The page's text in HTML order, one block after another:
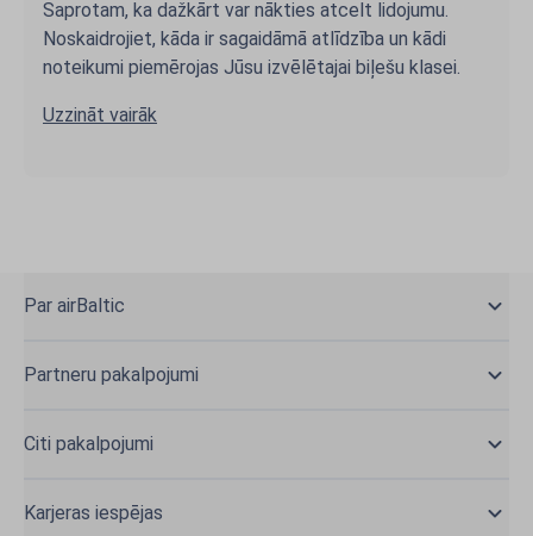
Saprotam, ka dažkārt var nākties atcelt lidojumu.
Noskaidrojiet, kāda ir sagaidāmā atlīdzība un kādi
noteikumi piemērojas Jūsu izvēlētajai biļešu klasei.
Uzzināt vairāk
Par airBaltic
Partneru pakalpojumi
Citi pakalpojumi
Karjeras iespējas